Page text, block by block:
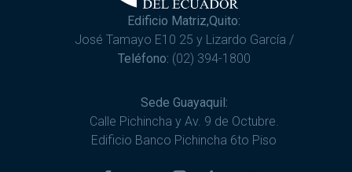
Edificio Matriz,Quito:
José Tamayo E10 25 y Lizardo García /
Teléfono: (02) 394-1800
Sede Guayaquil:
Calle Pichincha y Av. 9 de Octubre.
Edificio Banco Pichincha 6to Piso